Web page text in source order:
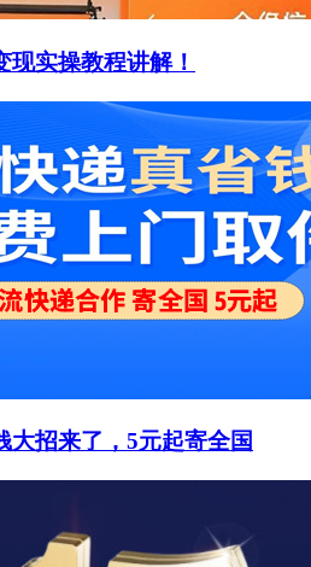
实操教程讲解！
大招来了，5元起寄全国